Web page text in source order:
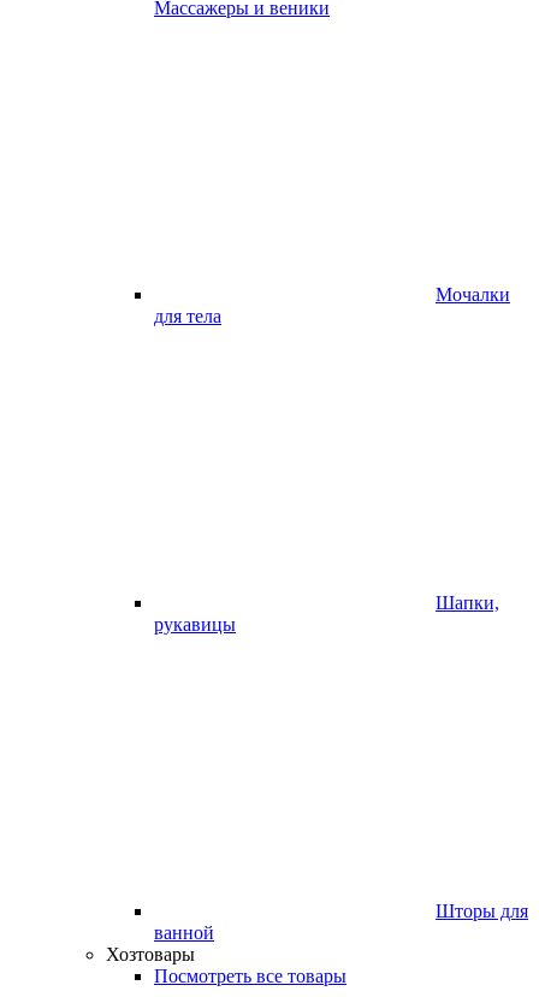
Массажеры и веники
Мочалки
для тела
Шапки,
рукавицы
Шторы для
ванной
Хозтовары
Посмотреть все товары